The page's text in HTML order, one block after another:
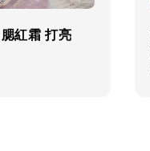
紅霜 打亮